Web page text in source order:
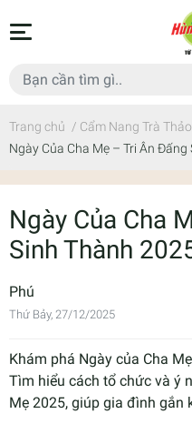
Trang chủ / Cẩm Nang Trà
Ngày Của Cha Mẹ – Tri Ân
Ngày Của Cha
Sinh Thành
Phú
Thứ Bảy, 27/12/2025
Khám phá Ngày của Cha
Tìm hiểu cách tổ chức và ý
Mẹ 2025, giúp gia đình gắn